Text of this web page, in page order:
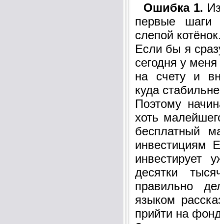
Ошибка 1.
первые
слепой
Если бы я
сегодня у
на счету и
куда
Поэтому
хоть
бесплатный
инвестициям
инвестирует
десятки
правильно
языком
прийти на